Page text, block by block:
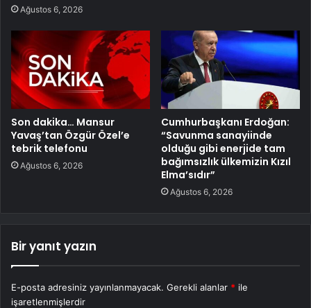
Ağustos 6, 2026
Son dakika… Mansur
Yavaş’tan Özgür Özel’e
tebrik telefonu
Ağustos 6, 2026
Cumhurbaşkanı Erdoğan:
“Savunma sanayiinde
olduğu gibi enerjide tam
bağımsızlık ülkemizin Kızıl
Elma’sıdır”
Ağustos 6, 2026
Bir yanıt yazın
E-posta adresiniz yayınlanmayacak. Gerekli alanlar * ile
işaretlenmişlerdir